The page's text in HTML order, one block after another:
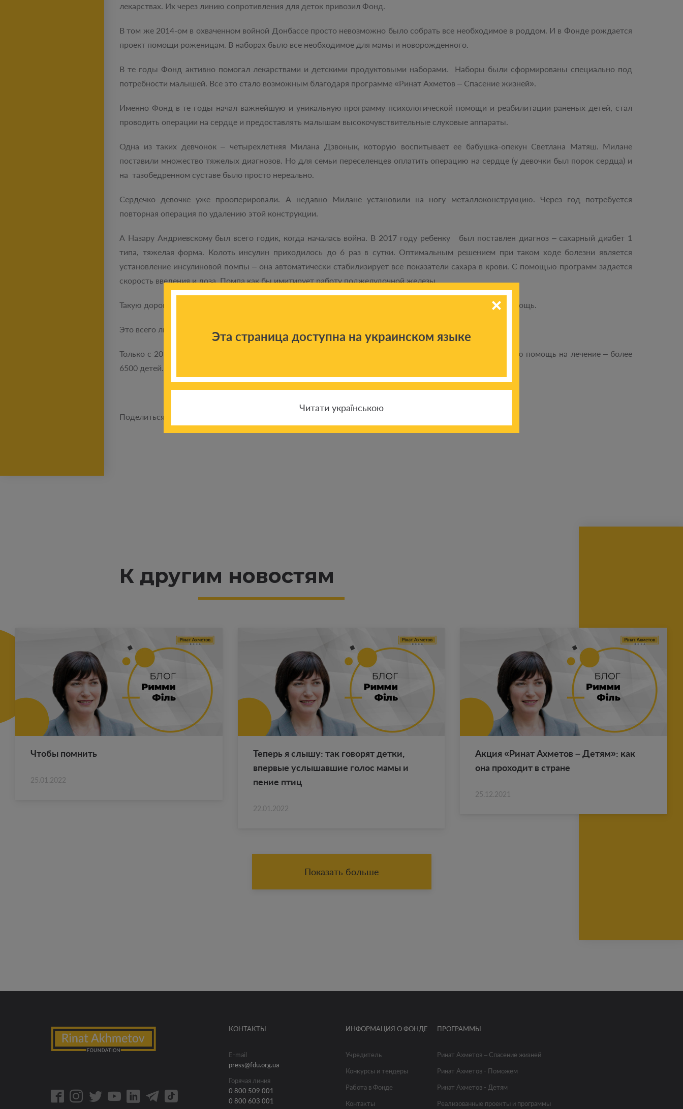
лекарствах. Их через линию сопротивления для деток привозил Фонд.
В том же 2014-ом в охваченном войной Донбассе просто невозможно было собрать все необходимое в роддом. И в Фонде рождается
проект помощи роженицам. В наборах было все необходимое для мамы и новорожденного.
В те годы Фонд активно помогал лекарствами и детскими продуктовыми наборами. Наборы были сформированы специально под
потребности малышей. Все это стало возможным благодаря программе «Ринат Ахметов – Спасение жизней».
Именно Фонд в те годы начал важнейшую и уникальную программу психологической помощи и реабилитации раненых детей, стал
проводить операции на сердце и предоставлять малышам высокочувствительные слуховые аппараты.
Одна из таких девчонок ‒ четырехлетняя Милана Дзвонык, которую воспитывает ее бабушка-опекун Светлана Матяш. Милане
поставили множество тяжелых диагнозов. Но для семьи переселенцев оплатить операцию на сердце (у девочки был порок сердца) и
на тазобедренном суставе было просто нереально.
Сердечко девочке уже прооперировали. А недавно Милане установили на ногу металлоконструкцию. Через год потребуется
повторная операция по удалению этой конструкции.
А Назару Андриевскому был всего годик, когда началась война. В 2017 году ребенку был поставлен диагноз ‒ сахарный диабет 1
типа, тяжелая форма. Колоть инсулин приходилось до 6 раз в сутки. Оптимальным решением при таком ходе болезни является
установление инсулиновой помпы – она автоматически стабилизирует все показатели сахара в крови. С помощью программ задается
скорость введения и доза. Помпа как бы имитирует работу поджелудочной железы.
Такую дорогую операцию даже не все работающие родители могут себе позволить. Фонд пришел на помощь.
Это всего лишь две истории. Из тысяч.
Только с 2014 года по этой программе помощь получили более 50 000 украинцев, в том числе адресную помощь на лечение – более
6500 детей.
Поделиться новостью:
К другим новостям
Чтобы пом­нить
25.01.2022
Те­перь я слышу: так го­во­рят детки,
впер­вые услы­шав­шие голос мамы и
пение птиц
22.01.2022
Акция «Ринат Ах­ме­тов – Детям»: как
она про­хо­дит в стране
25.12.2021
Показать больше
КОНТАКТЫ
E-mail
press@fdu.org.ua
Горячая линия
0 800 509 001
0 800 603 001
ИНФОРМАЦИЯ О ФОНДЕ
Учредитель
Конкурсы и тендеры
Работа в Фонде
Контакты
ПРОГРАММЫ
Ринат Ахметов – Спасение жизней
Ринат Ахметов - Поможем
Ринат Ахметов - Детям
Реализованные проекты и программы
Эта страница доступна на украинском языке
Читати українською